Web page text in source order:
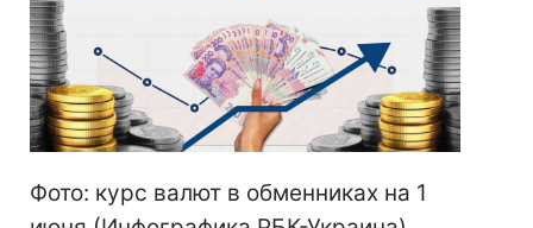
Фото: курс валют в обменниках на 1